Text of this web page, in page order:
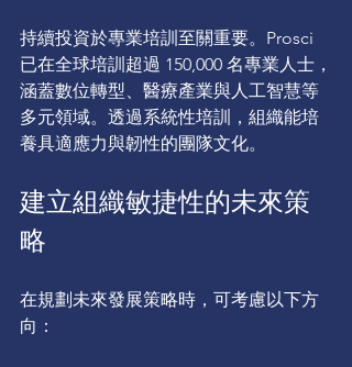
持續投資於專業培訓至關重要。Prosci
已在全球培訓超過 150,000 名專業人士，
涵蓋數位轉型、醫療產業與人工智慧等
多元領域。透過系統性培訓，組織能培
養具適應力與韌性的團隊文化。
建立組織敏捷性的未來策
略
在規劃未來發展策略時，可考慮以下方
向：